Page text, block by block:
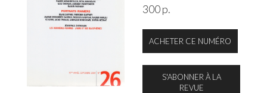
300 p.
ACHETER CE NUMÉRO
S'ABONNER À LA
REVUE